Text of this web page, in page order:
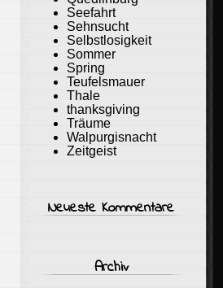
Seefahrt
Sehnsucht
Selbstlosigkeit
Sommer
Spring
Teufelsmauer
Thale
thanksgiving
Träume
Walpurgisnacht
Zeitgeist
Neueste Kommentare
Archiv